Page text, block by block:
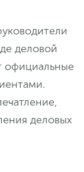
деловой
официальные
деловых